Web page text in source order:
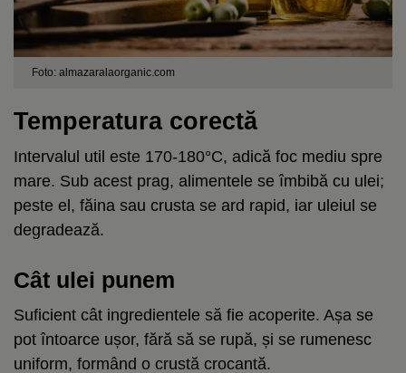
Foto: almazaralaorganic.com
Temperatura corectă
Intervalul util este 170-180°C, adică foc mediu spre
mare. Sub acest prag, alimentele se îmbibă cu ulei;
peste el, făina sau crusta se ard rapid, iar uleiul se
degradează.
Cât ulei punem
Suficient cât ingredientele să fie acoperite. Așa se
pot întoarce ușor, fără să se rupă, și se rumenesc
uniform, formând o crustă crocantă.